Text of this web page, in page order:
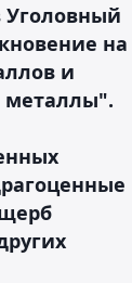
Уголовный
на
и
металлы".